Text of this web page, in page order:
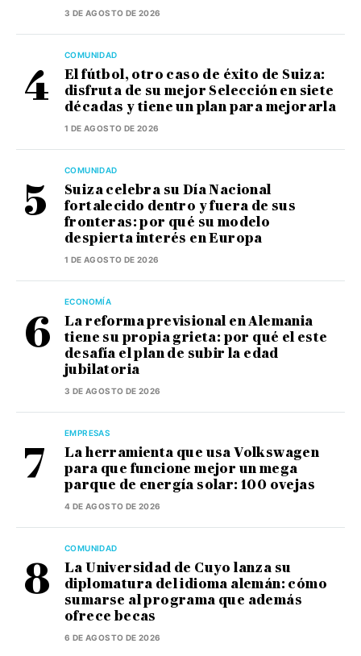
3 DE AGOSTO DE 2026
COMUNIDAD
El fútbol, otro caso de éxito de Suiza:
disfruta de su mejor Selección en siete
décadas y tiene un plan para mejorarla
1 DE AGOSTO DE 2026
COMUNIDAD
Suiza celebra su Día Nacional
fortalecido dentro y fuera de sus
fronteras: por qué su modelo
despierta interés en Europa
1 DE AGOSTO DE 2026
ECONOMÍA
La reforma previsional en Alemania
tiene su propia grieta: por qué el este
desafía el plan de subir la edad
jubilatoria
3 DE AGOSTO DE 2026
EMPRESAS
La herramienta que usa Volkswagen
para que funcione mejor un mega
parque de energía solar: 100 ovejas
4 DE AGOSTO DE 2026
COMUNIDAD
La Universidad de Cuyo lanza su
diplomatura del idioma alemán: cómo
sumarse al programa que además
ofrece becas
6 DE AGOSTO DE 2026